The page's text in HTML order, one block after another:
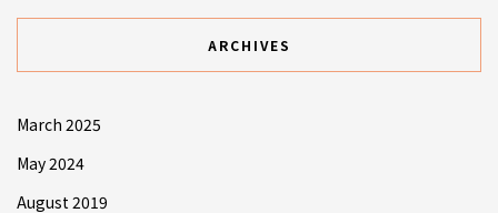
ARCHIVES
March 2025
May 2024
August 2019